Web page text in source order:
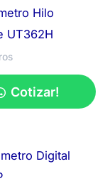
Hilo
UT362H
Cotizar!